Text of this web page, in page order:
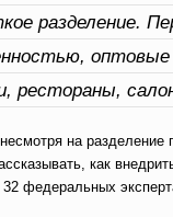
разделение.
оптовые
рестораны,
на разделение
как
федеральных